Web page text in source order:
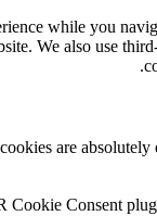
while you
We also use
are
Consent